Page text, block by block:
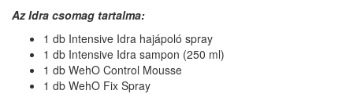
Az Idra csomag tartalma:
1 db Intensive Idra hajápoló spray
1 db Intensive Idra sampon (250 ml)
1 db WehO Control Mousse
1 db WehO Fix Spray